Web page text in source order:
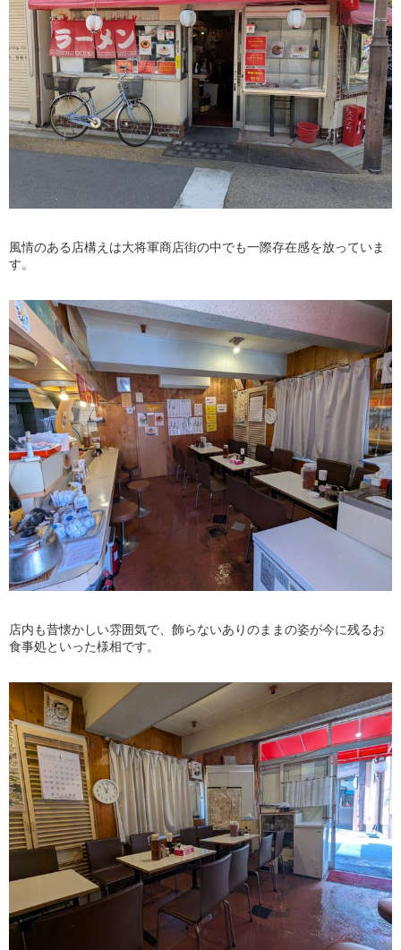
風情のある店構えは大将軍商店街の中でも一際存在感を放っていま
す。
店内も昔懐かしい雰囲気で、飾らないありのままの姿が今に残るお
食事処といった様相です。